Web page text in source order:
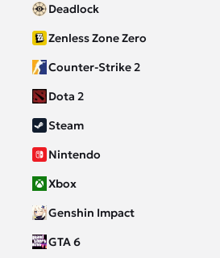
Deadlock
Zenless Zone Zero
Counter-Strike 2
Dota 2
Steam
Nintendo
Xbox
Genshin Impact
GTA 6